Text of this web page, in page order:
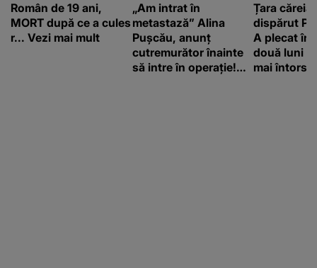
Român de 19 ani,
MORT după ce a cules
r... Vezi mai mult
„Am intrat în
metastază” Alina
Pușcău, anunț
cutremurător înainte
să intre în operație!
Țara căreia
dispărut
A plecat în
două luni
mai întors